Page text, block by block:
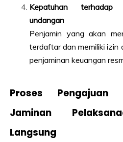
Kepatuhan terhadap
undangan
Penjamin yang akan
terdaftar dan memiliki izin
penjaminan keuangan
Proses Pengajuan
Jaminan
Langsung